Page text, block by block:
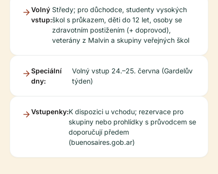
Volný
vstup:
Středy; pro důchodce, studenty vysokých
škol s průkazem, děti do 12 let, osoby se
zdravotním postižením (+ doprovod),
veterány z Malvin a skupiny veřejných škol
Speciální
dny:
Volný vstup 24.–25. června (Gardelův
týden)
Vstupenky:K dispozici u vchodu; rezervace pro
skupiny nebo prohlídky s průvodcem se
doporučují předem
(buenosaires.gob.ar)